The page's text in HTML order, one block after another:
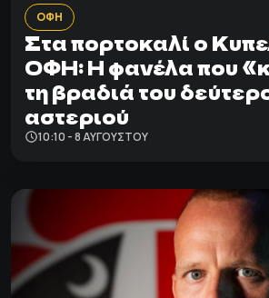
ΟΦΗ
Στα πορτοκαλί ο
ΟΦΗ: Η φανέλα που
τη βραδιά του
αστεριού
10:10 - 8 ΑΥΓΟΎΣΤΟΥ